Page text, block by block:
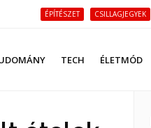
ÉPÍTÉSZET CSILLAGJEGYEK
TECH ÉLETMÓD